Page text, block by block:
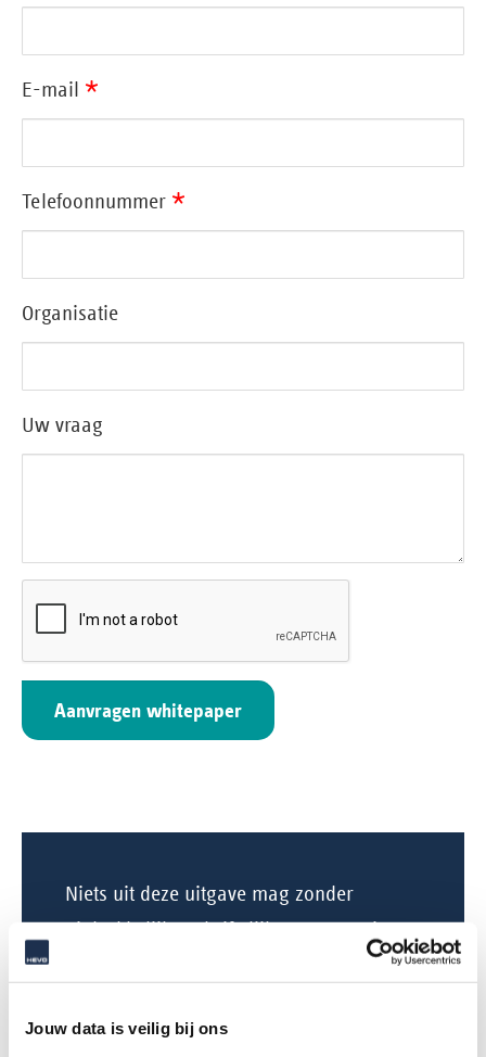
Jouw data is veilig bij ons
E-mail *
Telefoonnummer *
Organisatie
Uw vraag
Niets uit deze uitgave mag zonder
uitdrukkelijke schriftelijke toestemming
van HEVO B.V. worden gereproduceerd.
derden te delen, onder de uitdrukkelijke